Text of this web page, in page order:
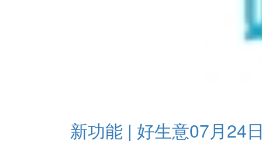
新功能 | 好生意07月24